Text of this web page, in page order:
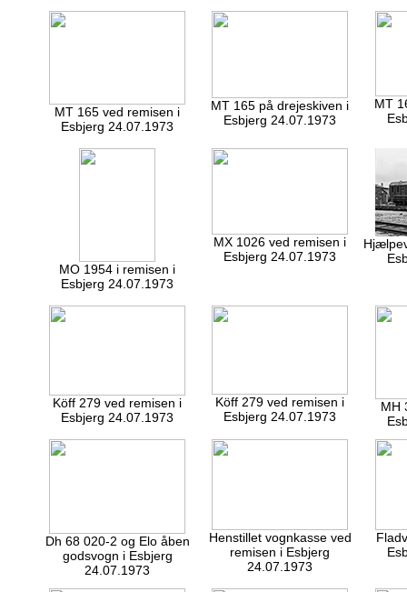
MT 165 ved remisen i
Esbjerg 24.07.1973
MT 165 på drejeskiven i
Esbjerg 24.07.1973
MT
MO 1954 i remisen i
Esbjerg 24.07.1973
MX 1026 ved remisen i
Esbjerg 24.07.1973
Köff 279 ved remisen i
Esbjerg 24.07.1973
Köff 279 ved remisen i
Esbjerg 24.07.1973
MH
Dh 68 020-2 og Elo åben
godsvogn i Esbjerg
24.07.1973
Henstillet vognkasse ved
remisen i Esbjerg
24.07.1973